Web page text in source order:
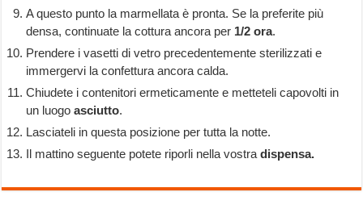
A questo punto la marmellata è pronta. Se la preferite più
densa, continuate la cottura ancora per 1/2 ora.
Prendere i vasetti di vetro precedentemente sterilizzati e
immergervi la confettura ancora calda.
Chiudete i contenitori ermeticamente e metteteli capovolti in
un luogoasciutto.
Lasciateli in questa posizione per tutta la notte.
Il mattino seguente potete riporli nella vostradispensa.